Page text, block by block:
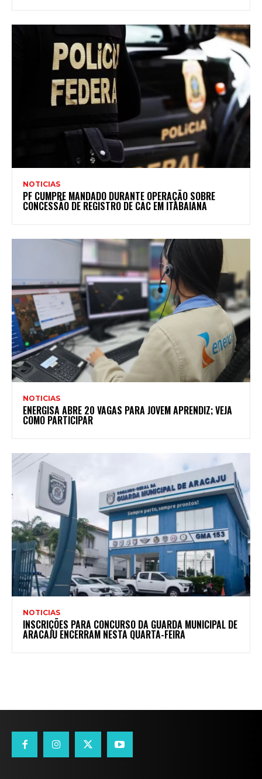
NOTICIAS
PF CUMPRE MANDADO DURANTE OPERAÇÃO SOBRE
CONCESSÃO DE REGISTRO DE CAC EM ITABAIANA
NOTICIAS
ENERGISA ABRE 20 VAGAS PARA JOVEM APRENDIZ; VEJA
COMO PARTICIPAR
NOTICIAS
INSCRIÇÕES PARA CONCURSO DA GUARDA MUNICIPAL DE
ARACAJU ENCERRAM NESTA QUARTA-FEIRA